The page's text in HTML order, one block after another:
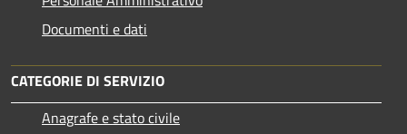
Documenti e dati
CATEGORIE DI SERVIZIO
Anagrafe e stato civile